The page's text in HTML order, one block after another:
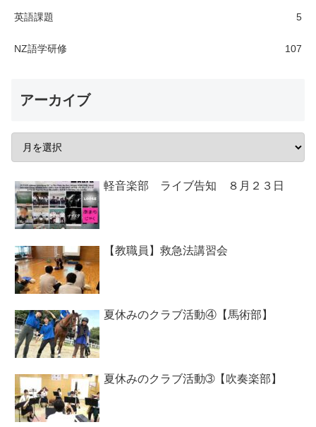
英語課題 5
NZ語学研修 107
アーカイブ
軽音楽部 ライブ告知 ８月２３日
【教職員】救急法講習会
夏休みのクラブ活動④【馬術部】
夏休みのクラブ活動➂【吹奏楽部】